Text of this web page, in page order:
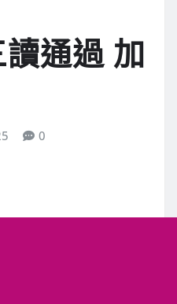
通過 加
0